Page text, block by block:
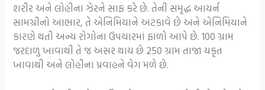
શરીર અને લોહીના ઝેરને સાફ કરે છે. તેની સમૃદ્ધ આયર્ન
સામગ્રીનો આભાર, તે એનિમિયાને અટકાવે છે અને એનિમિયાને
કારણે થતી અન્ય રોગોના ઉપચારમાં ફાળો આપે છે. 100 ગ્રામ
જરદાળુ ખાવાથી તે જ અસર થાય છે 250 ગ્રામ તાજા યકૃત
ખાવાથી અને લોહીના પ્રવાહને વેગ મળે છે.